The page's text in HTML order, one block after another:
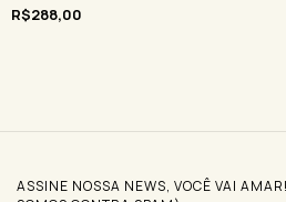
R$288,00
ASSINE NOSSA NEWS, VOCÊ VAI